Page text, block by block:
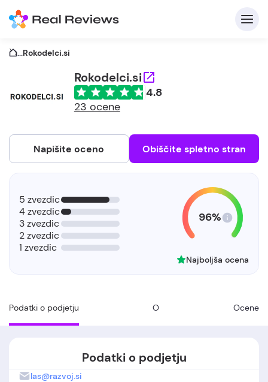
...Rokodelci.si
Rokodelci.si
4.8
23 ocene
Napišite oceno Obiščite spletno stran
Podatki o podjetju O Ocene
5 zvezdic
4 zvezdic
3 zvezdic
2 zvezdic
1 zvezdic
96%
Najboljša ocena
Podatki o podjetju
las@razvoj.si